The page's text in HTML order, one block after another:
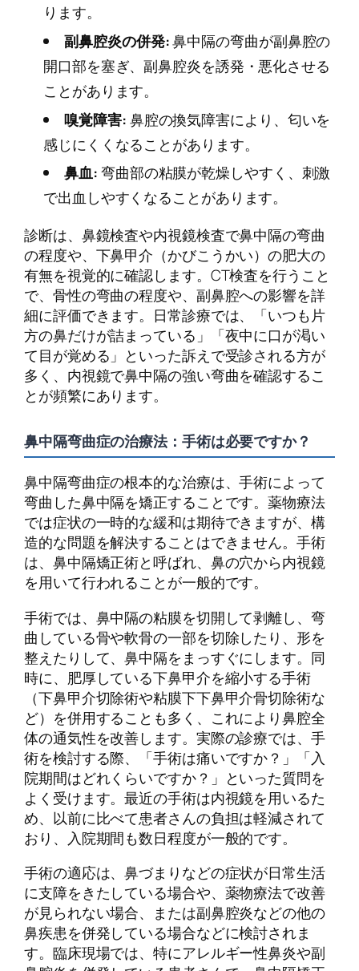
ります。
副鼻腔炎の併発:鼻中隔の弯曲が副鼻腔の
開口部を塞ぎ、副鼻腔炎を誘発・悪化させる
ことがあります。
嗅覚障害:鼻腔の換気障害により、匂いを
感じにくくなることがあります。
鼻血:弯曲部の粘膜が乾燥しやすく、刺激
で出血しやすくなることがあります。
診断は、鼻鏡検査や内視鏡検査で鼻中隔の弯曲
の程度や、下鼻甲介（かびこうかい）の肥大の
有無を視覚的に確認します。CT検査を行うこと
で、骨性の弯曲の程度や、副鼻腔への影響を詳
細に評価できます。日常診療では、「いつも片
方の鼻だけが詰まっている」「夜中に口が渇い
て目が覚める」といった訴えで受診される方が
多く、内視鏡で鼻中隔の強い弯曲を確認するこ
とが頻繁にあります。
鼻中隔弯曲症の治療法：手術は必要ですか？
鼻中隔弯曲症の根本的な治療は、手術によって
弯曲した鼻中隔を矯正することです。薬物療法
では症状の一時的な緩和は期待できますが、構
造的な問題を解決することはできません。手術
は、鼻中隔矯正術と呼ばれ、鼻の穴から内視鏡
を用いて行われることが一般的です。
手術では、鼻中隔の粘膜を切開して剥離し、弯
曲している骨や軟骨の一部を切除したり、形を
整えたりして、鼻中隔をまっすぐにします。同
時に、肥厚している下鼻甲介を縮小する手術
（下鼻甲介切除術や粘膜下下鼻甲介骨切除術な
ど）を併用することも多く、これにより鼻腔全
体の通気性を改善します。実際の診療では、手
術を検討する際、「手術は痛いですか？」「入
院期間はどれくらいですか？」といった質問を
よく受けます。最近の手術は内視鏡を用いるた
め、以前に比べて患者さんの負担は軽減されて
おり、入院期間も数日程度が一般的です。
手術の適応は、鼻づまりなどの症状が日常生活
に支障をきたしている場合や、薬物療法で改善
が見られない場合、または副鼻腔炎などの他の
鼻疾患を併発している場合などに検討されま
す。臨床現場では、特にアレルギー性鼻炎や副